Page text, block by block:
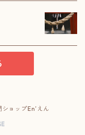
ョップEn’えん